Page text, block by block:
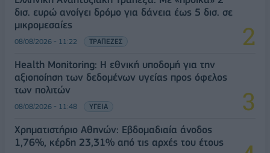
δισ. ευρώ ανοίγει δρόμο για δάνεια έως 5 δισ. σε
μικρομεσαίες
08/08/2026 - 11:22 ΤΡΑΠΕΖΕΣ
Health Monitoring: Η εθνική υποδομή για την
αξιοποίηση των δεδομένων υγείας προς όφελος
των πολιτών
08/08/2026 - 11:48 ΥΓΕΙΑ
Χρηματιστήριο Αθηνών: Εβδομαδιαία άνοδος
1,76%, κέρδη 23,31% από τις αρχές του έτους